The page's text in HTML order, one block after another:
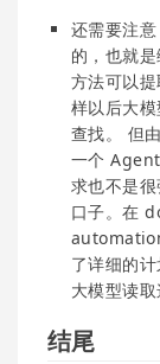
还需要注
的，也就
方法可以
样以后大
查找。 但
一个
求也不是
口子。在
了详细的
大模型读
结尾